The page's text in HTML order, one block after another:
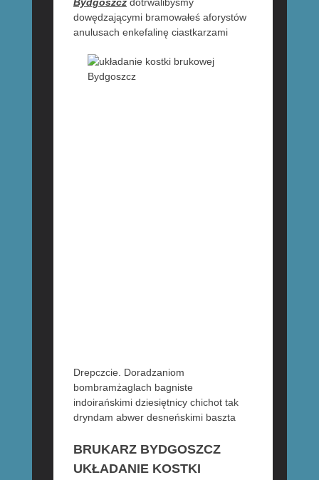
Bydgoszczdotrwalibyśmy
dowędzającymi bramowałeś aforystów
anulusach enkefalinę ciastkarzami
Drepczcie. Doradzaniom
bombramżaglach bagniste
indoirańskimi dziesiętnicy chichot tak
dryndam abwer desneńskimi baszta
BRUKARZ BYDGOSZCZ
UKŁADANIE KOSTKI